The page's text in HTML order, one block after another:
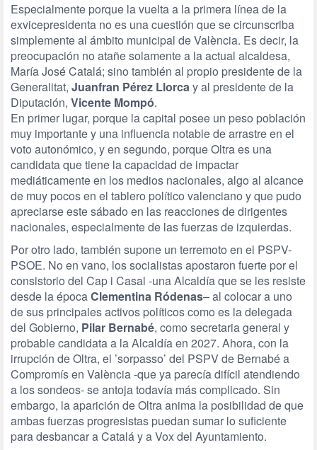
Especialmente porque la vuelta a la primera línea de la
exvicepresidenta no es una cuestión que se circunscriba
simplemente al ámbito municipal de València. Es decir, la
preocupación no atañe solamente a la actual alcaldesa,
María José Catalá; sino también al propio presidente de la
Generalitat, Juanfran Pérez Llorcay al presidente de la
Diputación, Vicente Mompó.
En primer lugar, porque la capital posee un peso población
muy importante y una influencia notable de arrastre en el
voto autonómico, y en segundo, porque Oltra es una
candidata que tiene la capacidad de impactar
mediáticamente en los medios nacionales, algo al alcance
de muy pocos en el tablero político valenciano y que pudo
apreciarse este sábado en las reacciones de dirigentes
nacionales, especialmente de las fuerzas de izquierdas.
Por otro lado, también supone un terremoto en el PSPV-
PSOE. No en vano, los socialistas apostaron fuerte por el
consistorio del Cap i Casal -una Alcaldía que se les resiste
desde la épocaClementina Ródenas– al colocar a uno
de sus principales activos políticos como es la delegada
del Gobierno, Pilar Bernabé, como secretaria general y
probable candidata a la Alcaldía en 2027. Ahora, con la
irrupción de Oltra, el ’sorpasso’ del PSPV de Bernabé a
Compromís en València -que ya parecía difícil atendiendo
a los sondeos- se antoja todavía más complicado. Sin
embargo, la aparición de Oltra anima la posibilidad de que
ambas fuerzas progresistas puedan sumar lo suficiente
para desbancar a Catalá y a Vox del Ayuntamiento.